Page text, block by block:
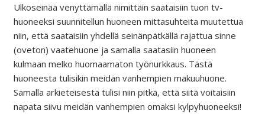
Ulkoseinää venyttämällä nimittäin saataisiin tuon tv-
huoneeksi suunnitellun huoneen mittasuhteita muutettua
niin, että saataisiin yhdellä seinänpätkällä rajattua sinne
(oveton) vaatehuone ja samalla saatasiin huoneen
kulmaan melko huomaamaton työnurkkaus. Tästä
huoneesta tulisikin meidän vanhempien makuuhuone.
Samalla arkieteisestä tulisi niin pitkä, että siitä voitaisiin
napata siivu meidän vanhempien omaksi kylpyhuoneeksi!